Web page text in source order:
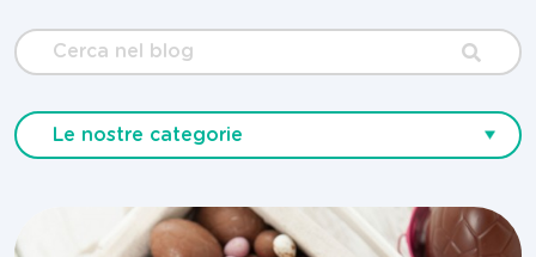
Cerca
nel
Le nostre categorie